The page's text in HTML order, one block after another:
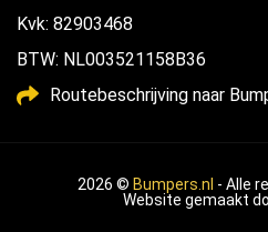
Kvk: 82903468
BTW: NL003521158B36
Routebeschrijving naar
2026 © Bumpers.nl - Alle
Website gemaakt